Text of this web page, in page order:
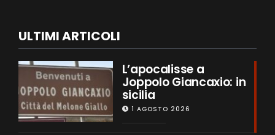
ULTIMI ARTICOLI
L’apocalisse a
Joppolo Giancaxio: in
sicilia
1 AGOSTO 2026